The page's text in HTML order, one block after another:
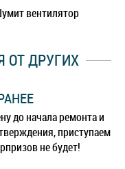
вентилятор
ОТ ДРУГИХ
до начала ремонта и
приступаем
не будет!